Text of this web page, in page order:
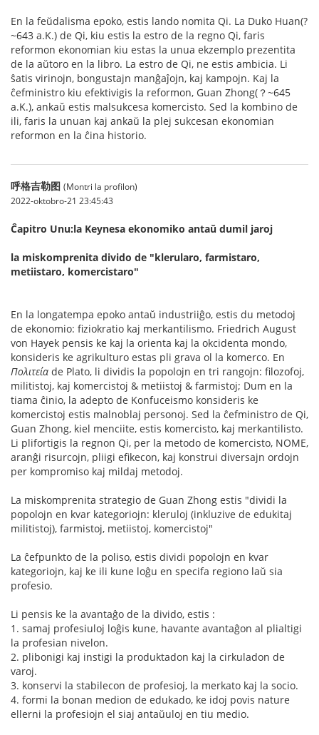
En la feŭdalisma epoko, estis lando nomita Qi. La Duko Huan(?
~643 a.K.) de Qi, kiu estis la estro de la regno Qi, faris
reformon ekonomian kiu estas la unua ekzemplo prezentita
de la aŭtoro en la libro. La estro de Qi, ne estis ambicia. Li
ŝatis virinojn, bongustajn manĝaĵojn, kaj kampojn. Kaj la
ĉefministro kiu efektivigis la reformon, Guan Zhong(？~645
a.K.), ankaŭ estis malsukcesa komercisto. Sed la kombino de
ili, faris la unuan kaj ankaŭ la plej sukcesan ekonomian
reformon en la ĉina historio.
呼格吉勒图 (Montri la profilon)
2022-oktobro-21 23:45:43
Ĉapitro Unu:la Keynesa ekonomiko antaŭ dumil jaroj
la miskomprenita divido de "klerularo, farmistaro,
metiistaro, komercistaro"
En la longatempa epoko antaŭ industriiĝo, estis du metodoj
de ekonomio: fiziokratio kaj merkantilismo. Friedrich August
von Hayek pensis ke kaj la orienta kaj la okcidenta mondo,
konsideris ke agrikulturo estas pli grava ol la komerco. En
Πολιτεία de Plato, li dividis la popolojn en tri rangojn: filozofoj,
militistoj, kaj komercistoj & metiistoj & farmistoj; Dum en la
tiama ĉinio, la adepto de Konfuceismo konsideris ke
komercistoj estis malnoblaj personoj. Sed la ĉefministro de Qi,
Guan Zhong, kiel menciite, estis komercisto, kaj merkantilisto.
Li plifortigis la regnon Qi, per la metodo de komercisto, NOME,
aranĝi risurcojn, pliigi efikecon, kaj konstrui diversajn ordojn
per kompromiso kaj mildaj metodoj.
La miskomprenita strategio de Guan Zhong estis "dividi la
popolojn en kvar kategoriojn: kleruloj (inkluzive de edukitaj
militistoj), farmistoj, metiistoj, komercistoj"
La ĉefpunkto de la poliso, estis dividi popolojn en kvar
kategoriojn, kaj ke ili kune loĝu en specifa regiono laŭ sia
profesio.
Li pensis ke la avantaĝo de la divido, estis :
1. samaj profesiuloj loĝis kune, havante avantaĝon al plialtigi
la profesian nivelon.
2. plibonigi kaj instigi la produktadon kaj la cirkuladon de
varoj.
3. konservi la stabilecon de profesioj, la merkato kaj la socio.
4. formi la bonan medion de edukado, ke idoj povis nature
ellerni la profesiojn el siaj antaŭuloj en tiu medio.